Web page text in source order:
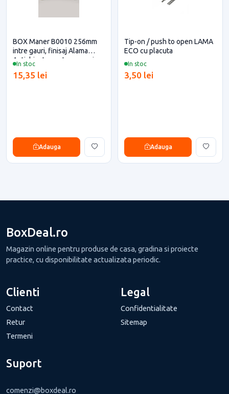
In stoc
BOX Maner B0010 256mm
intre gauri, finisaj Alama
Antichizata pentru casa si
15,35 lei
Adauga
In stoc
Tip-on / push to open LAMA
ECO cu placuta
3,50 lei
Adauga
BoxDeal.ro
Magazin online pentru produse de casa, gradina si proiecte
practice, cu disponibilitate actualizata periodic.
Clienti
Contact
Retur
Termeni
Legal
Confidentialitate
Sitemap
Suport
comenzi@boxdeal.ro